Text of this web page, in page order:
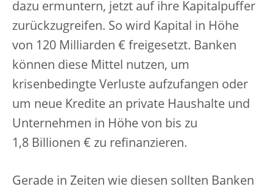
dazu ermuntern, jetzt auf ihre Kapitalpuffer
zurückzugreifen. So wird Kapital in Höhe
von 120 Milliarden € freigesetzt. Banken
können diese Mittel nutzen, um
krisenbedingte Verluste aufzufangen oder
um neue Kredite an private Haushalte und
Unternehmen in Höhe von bis zu
1,8 Billionen € zu refinanzieren.
Gerade in Zeiten wie diesen sollten Banken